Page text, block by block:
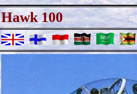
Hawk 100
. . . . .